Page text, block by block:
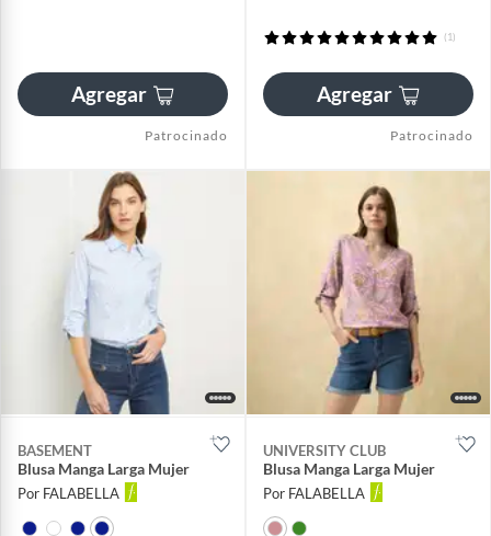
Agregar
Patrocinado
(1)
Agregar
Patrocinado
BASEMENT
Blusa Manga Larga Mujer
Por FALABELLA
UNIVERSITY CLUB
Blusa Manga Larga Mujer
Por FALABELLA